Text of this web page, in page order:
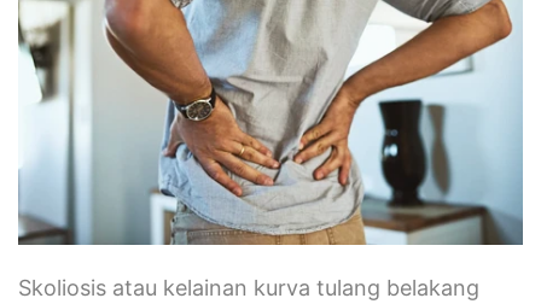
Skoliosis atau kelainan kurva tulang belakang